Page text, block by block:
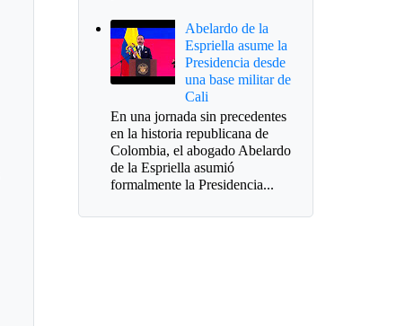
Abelardo de la
Espriella asume la
Presidencia desde
una base militar de
Cali
En una jornada sin precedentes
en la historia republicana de
Colombia, el abogado Abelardo
de la Espriella asumió
formalmente la Presidencia...